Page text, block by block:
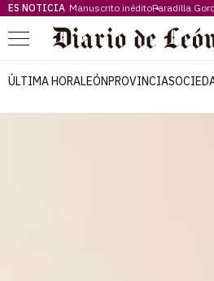
ES NOTICIA Manuscrito inéditoParadilla
Menú
ÚLTIMA HORALEÓNPROVINCIA